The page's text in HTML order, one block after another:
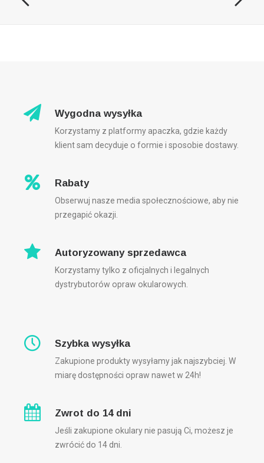
Wygodna wysyłka
Korzystamy z platformy apaczka, gdzie każdy
klient sam decyduje o formie i sposobie dostawy.
Rabaty
Obserwuj nasze media społecznościowe, aby nie
przegapić okazji.
Autoryzowany sprzedawca
Korzystamy tylko z oficjalnych i legalnych
dystrybutorów opraw okularowych.
Szybka wysyłka
Zakupione produkty wysyłamy jak najszybciej. W
miarę dostępności opraw nawet w 24h!
Zwrot do 14 dni
Jeśli zakupione okulary nie pasują Ci, możesz je
zwrócić do 14 dni.